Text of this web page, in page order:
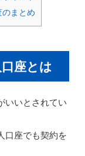
まとめ
座とは
いいとされてい
口座でも契約を